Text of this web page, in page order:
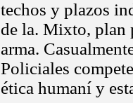
techos y plazos
de la. Mixto, plan
arma.
Policiales
ética humaní y